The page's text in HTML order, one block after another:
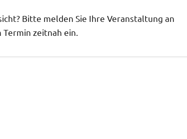
Bitte melden Sie Ihre Veranstaltung an
zeitnah ein.